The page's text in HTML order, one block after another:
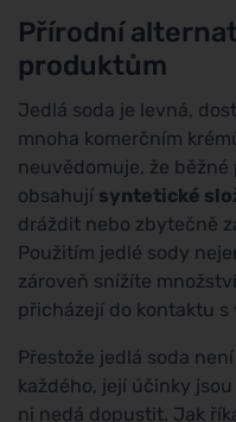
Přírodní
produktům
Jedlá soda je levná,
mnoha komerčním
neuvědomuje, že
obsahují syntetické
dráždit nebo zbytečně
Použitím jedlé sody
zároveň snížíte
přicházejí do kontaktu s
Přestože jedlá soda
každého, její účinky
ni nedá dopustit. Jak